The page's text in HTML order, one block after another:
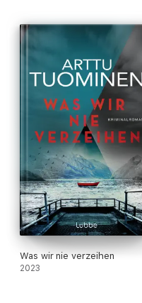
Was wir nie verzeihen
2023